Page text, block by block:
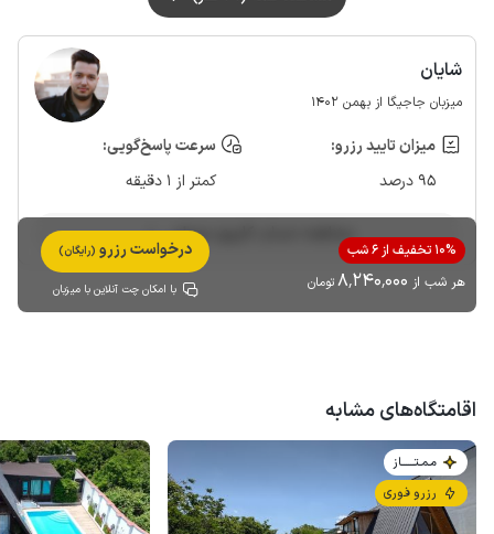
شایان
میزبان جاجیگا از بهمن 1402
میزان تایید رزرو:
95 درصد
سرعت پاسخ‌گویی:
کمتر از 1 دقیقه
مشاهده حساب کاربری میزبان
10% تخفیف از 6 شب
هر شب از 8٬240٬000تومان
درخواست رزرو (رایگان)
با امکان چت آنلاین با میزبان
اقامتگاه‌های مشابه
مـمـتــــــاز
رزرو فوری